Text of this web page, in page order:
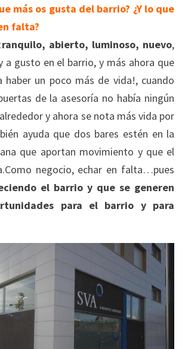
más os gusta del barrio? ¿Y lo que
falta?
ranquilo, abierto, luminoso, nuevo,
a gusto en el barrio, y más ahora que
haber un poco más de vida!, cuando
de la asesoría no había ningún
y ahora se nota más vida por
ayuda que dos bares estén en la
que aportan movimiento y que el
negocio, echar en falta…pues
el barrio y que se generen
para el barrio y para